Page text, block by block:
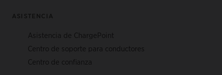
ASISTENCIA
Asistencia de ChargePoint
Centro de soporte para conductores
Centro de confianza